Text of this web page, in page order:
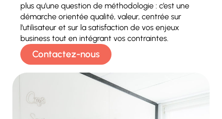
plus qu’une question de méthodologie : c’est une
démarche orientée qualité, valeur, centrée sur
l’utilisateur et sur la satisfaction de vos enjeux
business tout en intégrant vos contraintes.
Contactez-nous